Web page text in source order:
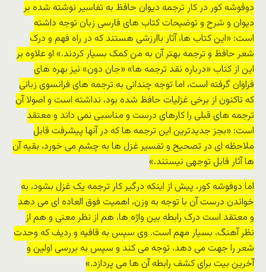
دوفوشه کور در کار ترجمه دیوان حافظ به تفاسیر نوشته شده بر
دیوان و شرح و توضیحات کتاب های فارسی زبان توجه داشته
است: «این کتاب ها، آثار باارزشی هستند که در راه فهم و درک
شعر حافظ و ترجمه بهتر آن به من کمک بسیار کردند.» او علاوه بر
این از کتاب «درباره نقد ترجمه ها» «جان دون» نیز بهره های
فراوان گرفته است، اما توجه چندانی به ترجمه های فرانسوی زبانی
که تاکنون از برخی غزلیات حافظ شده بود، نداشته است و اصولا آن
ترجمه های قبلی را کارهای درست و مناسبی نمی داند و معتقد
است: «بجز جدیدترین این ترجمه ها که در آنها پیشرفت قابل
ملاحظه ای در تصحیح و تفسیر غزل ها به چشم می خورد، بقیه آن
ها آثار قابل توجهی نیستند.»
اما دوفوشه کور، پیش از اینکه درگیر کار ترجمه یک غزل بشود، به
خواندن درست آن با توجه به وزن، اهمیت فوق العاده ای می دهد
و معتقد است درک رابطه بین واژه ها، هم از نظر معنی و هم از
نظر آهنگ، بسیار مهم است. وی سپس به قافیه و ردیف که وحدت
شعر را جهت می دهد، توجه می کند و سپس به بررسی اولین و
آخرین بیت برای کشف رابطه آن ها می پردازد.»